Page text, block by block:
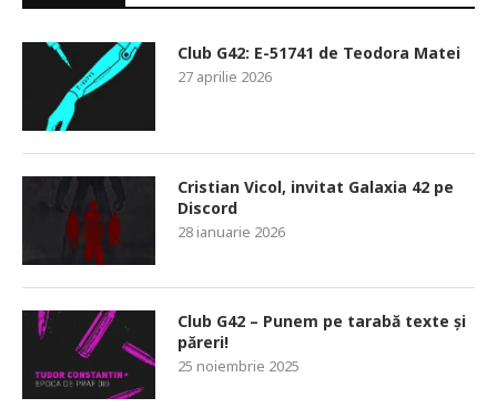
Club G42: E-51741 de Teodora Matei
27 aprilie 2026
Cristian Vicol, invitat Galaxia 42 pe
Discord
28 ianuarie 2026
Club G42 – Punem pe tarabă texte și
păreri!
25 noiembrie 2025